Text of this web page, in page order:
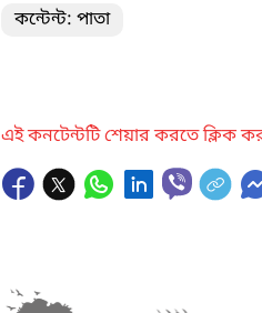
কন্টেন্ট: পাতা
এই কনটেন্টটি শেয়ার করতে ক্লিক